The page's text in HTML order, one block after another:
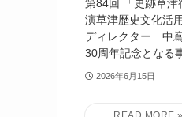
第84回 「史跡草
演草津歴史文化
ディレクター 中
30周年記念となる
2026年6月15日